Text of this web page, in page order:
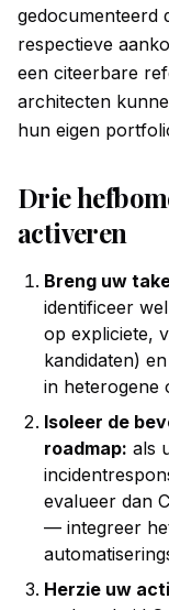
gedocumenteerd
respectieve
een citeerbare
architecten
hun eigen
Drie
activeren
Breng uw
identificeer
op expliciete,
kandidaten)
in heterogene
Isoleer de
roadmap: als
evalueer dan
— integreer
Herzie uw